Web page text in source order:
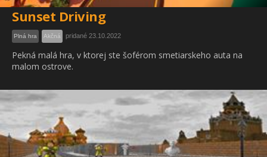
Sunset Driving
Plná hra Akčná pridané 23.10.2022
Pekná malá hra, v ktorej ste šoférom smetiarskeho auta na
malom ostrove.